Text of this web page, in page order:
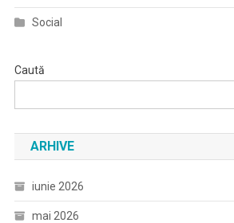
Social
Caută
ARHIVE
iunie 2026
mai 2026